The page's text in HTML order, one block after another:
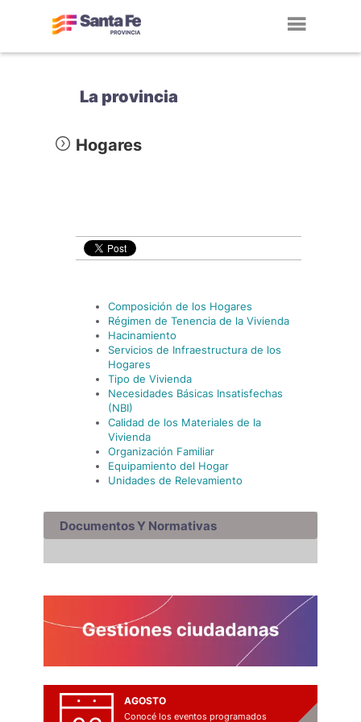
La provincia
Hogares
Composición de los Hogares
Régimen de Tenencia de la Vivienda
Hacinamiento
Servicios de Infraestructura de los
Hogares
Tipo de Vivienda
Necesidades Básicas Insatisfechas
(NBI)
Calidad de los Materiales de la
Vivienda
Organización Familiar
Equipamiento del Hogar
Unidades de Relevamiento
Documentos Y Normativas
AGOSTO
Conocé los eventos programados